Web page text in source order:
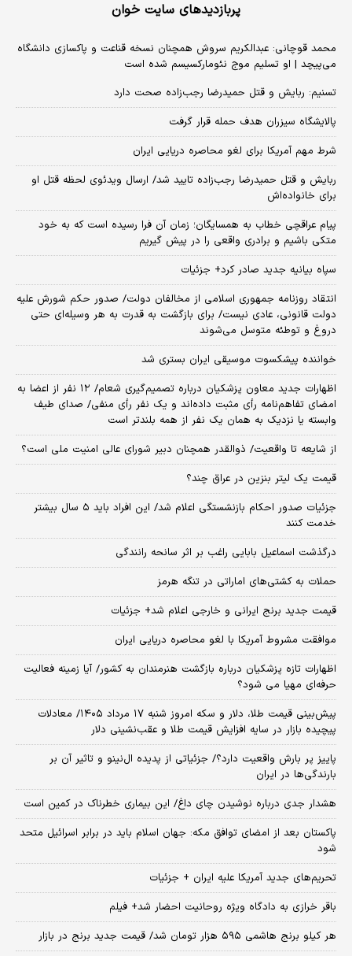
پربازدیدهای سایت خوان
محمد قوچانی: عبدالکریم سروش همچنان نسخه قناعت و پاکسازی دانشگاه
می‌پیچد | او تسلیم موج نئومارکسیسم شده است
تسنیم: ربایش و قتل حمیدرضا رجب‌زاده صحت دارد
پالایشگاه سیزران هدف حمله قرار گرفت
شرط مهم آمریکا برای لغو محاصره دریایی ایران
ربایش و قتل حمیدرضا رجب‌زاده تایید شد/ ارسال ویدئوی لحظه قتل او
برای خانواده‌اش
پیام عراقچی خطاب به همسایگان؛ زمان آن فرا رسیده است که به خود
متکی باشیم و برادری واقعی را در پیش گیریم
سپاه بیانیه جدید صادر کرد+ جزئیات
انتقاد روزنامه جمهوری اسلامی از مخالفان دولت/ صدور حکم شورش علیه
دولت قانونی، عادی نیست/ برای بازگشت به قدرت به هر وسیله‌ای حتی
دروغ و توطئه متوسل می‌شوند
خواننده پیشکسوت موسیقی ایران بستری شد
اظهارات جدید معاون پزشکیان درباره تصمیم‌گیری شعام/ ۱۲ نفر از اعضا به
امضای تفاهم‌نامه رأی مثبت داده‌اند و یک نفر رأی منفی/ صدای طیف
وابسته یا نزدیک به همان یک نفر از همه بلندتر است
از شایعه تا واقعیت/ ذوالقدر همچنان دبیر شورای ‌عالی امنیت ملی است؟
قیمت یک لیتر بنزین در عراق چند؟
جزئیات صدور احکام بازنشستگی اعلام شد/ این افراد باید ۵ سال بیشتر
خدمت کنند
درگذشت اسماعیل بابایی راغب بر اثر سانحه رانندگی
حملات به کشتی‌های اماراتی در تنگه هرمز
قیمت جدید برنج ایرانی و خارجی اعلام شد+ جزئیات
موافقت مشروط آمریکا با لغو محاصره دریایی ایران
اظهارات تازه پزشکیان درباره بازگشت هنرمندان به کشور/ آیا زمینه فعالیت
حرفه‌ای مهیا می شود؟
پیش‌بینی قیمت طلا، دلار و سکه امروز شنبه ۱۷ مرداد ۱۴۰۵/ معادلات
پیچیده بازار در سایه افزایش قیمت طلا و عقب‌نشینی دلار
پاییز پر بارش واقعیت دارد؟/ جزئیاتی از پدیده ال‌نینو و تاثیر آن بر
بارندگی‌ها در ایران
هشدار جدی درباره نوشیدن چای داغ/ این بیماری خطرناک در کمین است
پاکستان بعد از امضای توافق مکه: جهان اسلام باید در برابر اسرائیل متحد
شود
تحریم‌های جدید آمریکا علیه ایران + جزئیات
باقر خرازی به دادگاه ویژه روحانیت احضار شد+ فیلم
هر کیلو برنج هاشمی ۵۹۵ هزار تومان شد/ قیمت جدید برنج در بازار